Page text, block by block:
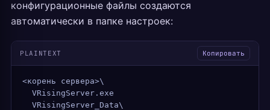
конфигурационные файлы создаются
автоматически в папке настроек:
PLAINTEXT Копировать
<корень сервера>\
  VRisingServer.exe
  VRisingServer_Data\